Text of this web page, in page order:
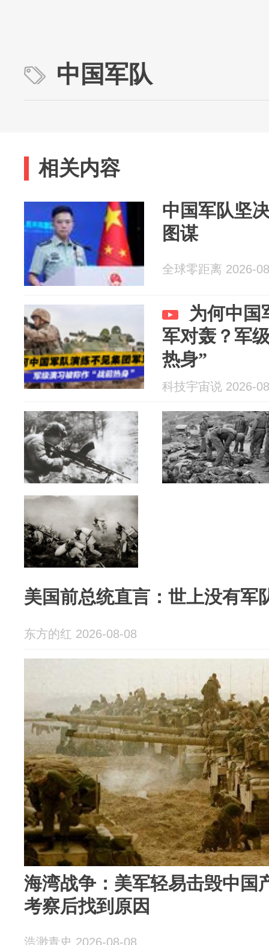
中国军队
相关内容
中国军队坚
图谋
全球零距离 2026-
为何中国
军对轰？军
热身”
科技宇宙说 2026-
美国前总统直言：世上没有军
东方的红 2026-08-08
海湾战争：美军轻易击毁中国
考察后找到原因
浩渺青史 2026-08-08